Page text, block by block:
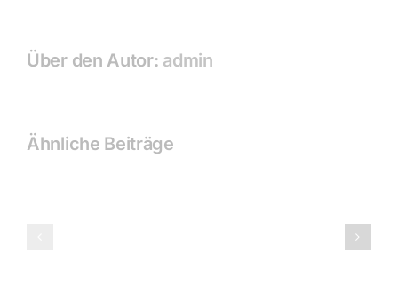
Über den Autor: admin
Ähnliche Beiträge